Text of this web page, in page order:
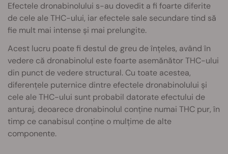
Efectele dronabinolului s-au dovedit a fi foarte diferite
de cele ale THC-ului, iar efectele sale secundare tind să
fie mult mai intense și mai prelungite.
Acest lucru poate fi destul de greu de înțeles, având în
vedere că dronabinolul este foarte asemănător THC-ului
din punct de vedere structural. Cu toate acestea,
diferențele puternice dintre efectele dronabinolului și
cele ale THC-ului sunt probabil datorate efectului de
anturaj, deoarece dronabinolul conține numai THC pur, în
timp ce canabisul conține o mulțime de alte
componente.